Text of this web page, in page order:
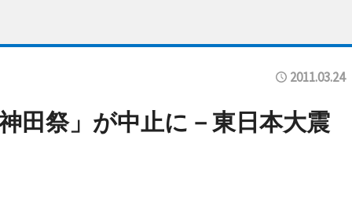
2011.03.24
田祭」が中止に－東日本大震